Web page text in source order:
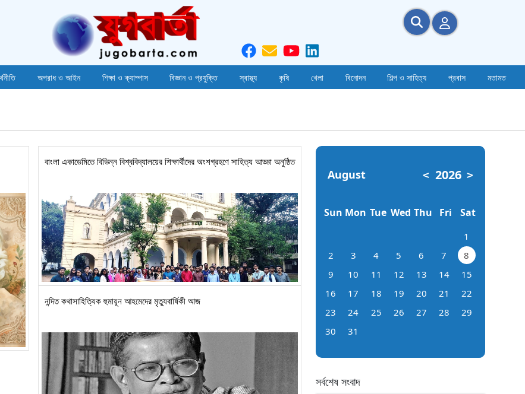
অপরাধ ও আইন শিক্ষা ও ক্যাম্পাস বিজ্ঞান ও প্রযুক্তি স্বাস্থ্য কৃষি খেলা বিনোদন শিল্প ও সাহিত্য প্রবাস মতামত
বাংলা একাডেমিতে বিভিন্ন বিশ্ববিদ্যালয়ের শিক্ষার্থীদের অংশগ্রহণে সাহিত্য আড্ডা অনুষ্ঠিত
নন্দিত কথাসাহিত্যিক হুমায়ূন আহমেদের মৃত্যুবার্ষিকী আজ
August < 2026 >
Sun Mon Tue Wed Thu Fri Sat
1
2
3 4 5 6 7
8
9
10 11 12 13 14
15
16
17 18 19 20 21
22
23
24 25 26 27 28
29
30
31
সর্বশেষ সংবাদ